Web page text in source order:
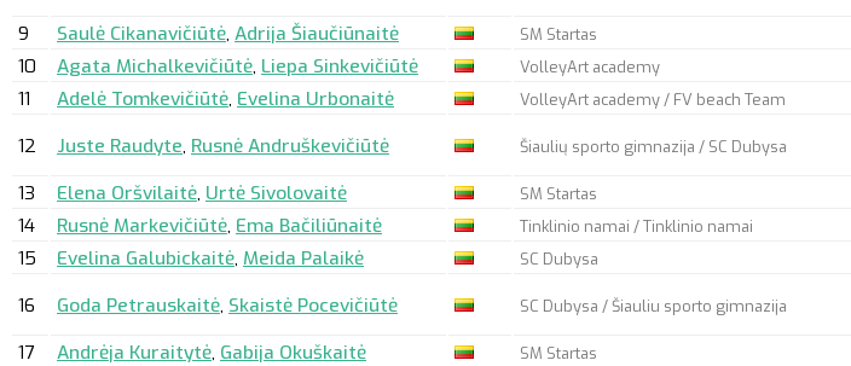
9
Saulė Cikanavičiūtė, Adrija Šiaučiūnaitė SM Startas
10
Agata Michalkevičiūtė, Liepa Sinkevičiūtė VolleyArt academy
11
Adelė Tomkevičiūtė, Evelina Urbonaitė VolleyArt academy / FV beach Team
12
Juste Raudyte, Rusnė Andruškevičiūtė Šiaulių sporto gimnazija / SC Dubysa
13
Elena Oršvilaitė, Urtė Sivolovaitė SM Startas
14
Rusnė Markevičiūtė, Ema Bačiliūnaitė Tinklinio namai / Tinklinio namai
15
Evelina Galubickaitė, Meida Palaikė SC Dubysa
16
Goda Petrauskaitė, Skaistė Pocevičiūtė SC Dubysa / Šiauliu sporto gimnazija
17
Andrėja Kuraitytė, Gabija Okuškaitė SM Startas